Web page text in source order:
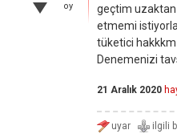
oy
geçtim uzaktan
etmemi
tüketici hakkkm
Denemenizi
21 Aralık 2020